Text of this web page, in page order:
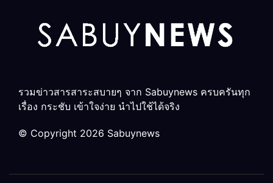
รวมข่าวสารสาระสบายๆ จาก Sabuynews ครบครันทุก
เรื่อง กระชับ เข้าใจง่าย นำไปใช้ได้จริง
© Copyright 2026 Sabuynews